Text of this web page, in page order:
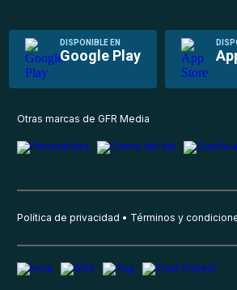
DISPONIBLE EN
Google Play
Otras marcas de GFR Media
Política de privacidad Términos y